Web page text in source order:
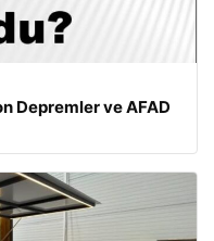
Depremler ve AFAD